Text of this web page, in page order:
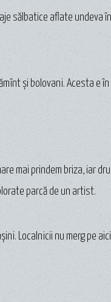
sălbatice aflate undeva
și bolovani. Acesta e
mai prindem briza, iar
parcă de un artist.
Localnicii nu merg pe